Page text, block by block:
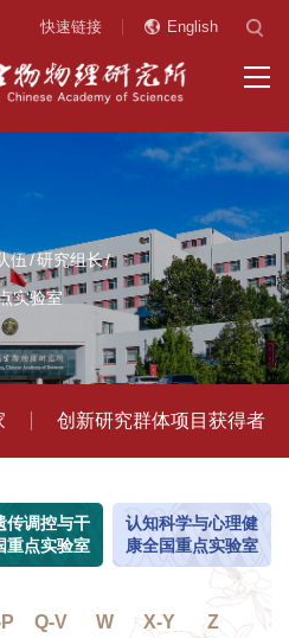
快速链接 English
伍 研究组长
实验室
创新研究群体项目获得者
传调控与干
重点实验室
认知科学与心理健
康全国重点实验室
Q-V W X-Y Z